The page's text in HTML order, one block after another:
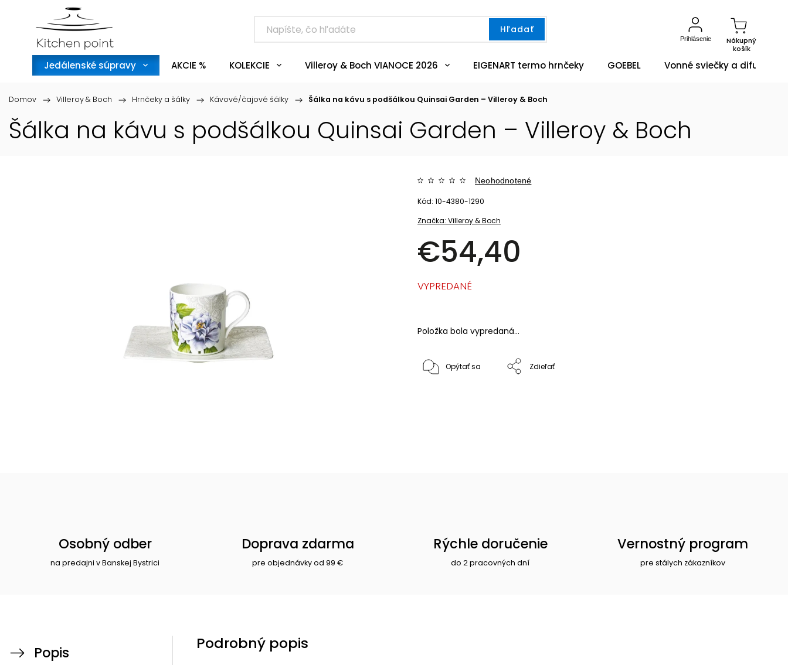
Hľadať
Nákupný
košík
Prihlásenie
Jedálenské súpravy AKCIE % KOLEKCIE Villeroy & Boch VIANOCE 2026 EIGENART termo hrnčeky GOEBEL Vonné sviečky a difuzéry
Domov / Villeroy & Boch / Hrnčeky a šálky / Kávové/čajové šálky / Šálka na kávu s podšálkou Quinsai Garden – Villeroy & Boch
Šálka na kávu s podšálkou Quinsai Garden – Villeroy & Boch
Značka:Villeroy & Boch
Neohodnotené
€54,40
Kód: 10-4380-1290
Položka bola vypredaná…
VYPREDANÉ
Opýtať sa Zdieľať
Osobný odber
na predajni v Banskej Bystrici
Doprava zdarma
pre objednávky od 99 €
Rýchle doručenie
do 2 pracovných dní
Vernostný program
pre stálych zákazníkov
Popis
Podrobný popis